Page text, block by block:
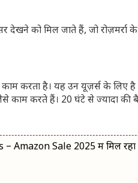
को मिल जाते हैं, जो रोज़मर्रा
करता है। यह उन यूज़र्स के लिए है
जैसे काम करते हैं। 20 घंटे से ज्यादा
Amazon Sale 2025 में मिल